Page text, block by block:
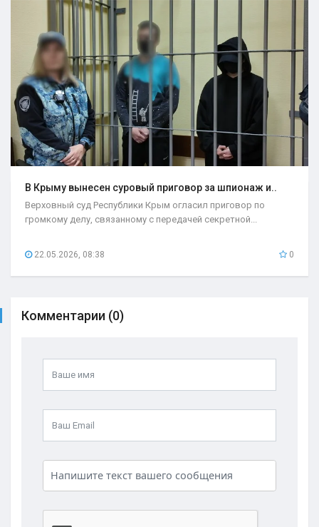
В Крыму вынесен суровый приговор за шпионаж и..
Верховный суд Республики Крым огласил приговор по
громкому делу, связанному с передачей секретной...
22.05.2026, 08:38 0
Комментарии (0)